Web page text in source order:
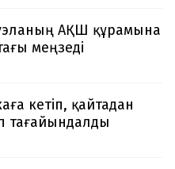
АҚШ құрамына
меңзеді
кетіп, қайтадан
тағайындалды